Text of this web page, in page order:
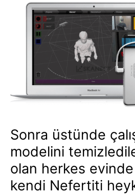
Sonra üstünde
modelini
olan herkes evinde
kendi Nefertiti